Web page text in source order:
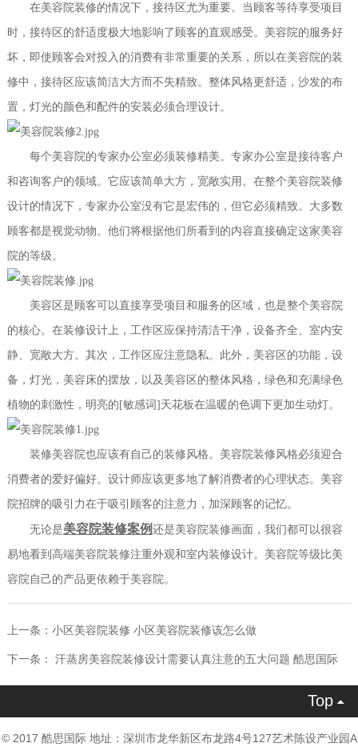
在美容院装修的情况下，接待区尤为重要。当顾客等待享受项目
时，接待区的舒适度极大地影响了顾客的直观感受。美容院的服务好
坏，即使顾客会对投入的消费有非常重要的关系，所以在美容院的装
修中，接待区应该简洁大方而不失精致。整体风格更舒适，沙发的布
置，灯光的颜色和配件的安装必须合理设计。
每个美容院的专家办公室必须装修精美。专家办公室是接待客户
和咨询客户的领域。它应该简单大方，宽敞实用。在整个美容院装修
设计的情况下，专家办公室没有它是宏伟的，但它必须精致。大多数
顾客都是视觉动物。他们将根据他们所看到的内容直接确定这家美容
院的等级。
美容区是顾客可以直接享受项目和服务的区域，也是整个美容院
的核心。在装修设计上，工作区应保持清洁干净，设备齐全、室内安
静、宽敞大方。其次，工作区应注意隐私。此外，美容区的功能，设
备，灯光，美容床的摆放，以及美容区的整体风格，绿色和充满绿色
植物的刺激性，明亮的[敏感词]天花板在温暖的色调下更加生动灯。
装修美容院也应该有自己的装修风格。美容院装修风格必须迎合
消费者的爱好偏好。设计师应该更多地了解消费者的心理状态。美容
院招牌的吸引力在于吸引顾客的注意力，加深顾客的记忆。
无论是美容院装修案例 还是美容院装修画面，我们都可以很容
易地看到高端美容院装修注重外观和室内装修设计。美容院等级比美
容院自己的产品更依赖于美容院。
上一条： 小区美容院装修 小区美容院装修该怎么做
下一条： 汗蒸房美容院装修设计需要认真注意的五大问题 酷思国际
Top
© 2017 酷思国际 地址：深圳市龙华新区布龙路4号127艺术陈设产业园A